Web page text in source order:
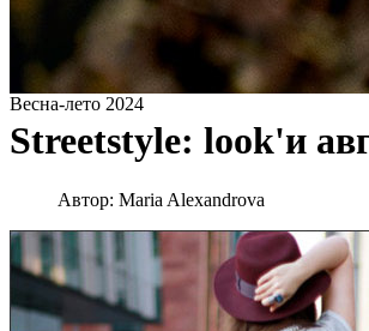
Весна-лето 2024
Streetstyle: look'и
Автор: Maria Alexandrova